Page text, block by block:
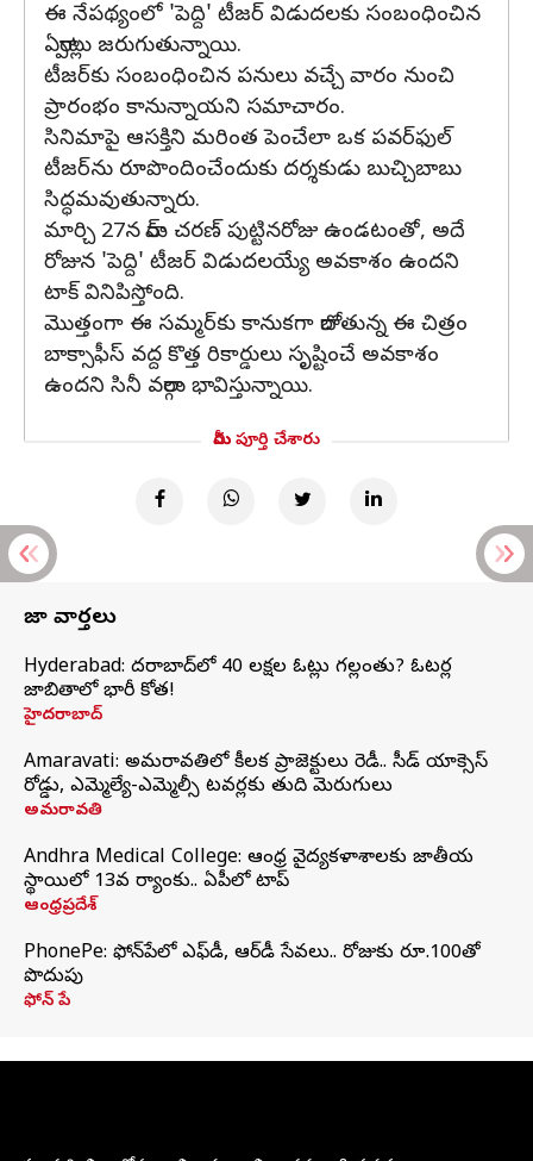
ఈ నేపథ్యంలో 'పెద్ది' టీజర్ విడుదలకు సంబంధించిన
ఏర్పాట్లు జరుగుతున్నాయి.
టీజర్‌కు సంబంధించిన పనులు వచ్చే వారం నుంచి
ప్రారంభం కానున్నాయని సమాచారం.
సినిమాపై ఆసక్తిని మరింత పెంచేలా ఒక పవర్‌ఫుల్
టీజర్‌ను రూపొందించేందుకు దర్శకుడు బుచ్చిబాబు
సిద్ధమవుతున్నారు.
మార్చి 27న రామ్ చరణ్ పుట్టినరోజు ఉండటంతో, అదే
రోజున 'పెద్ది' టీజర్ విడుదలయ్యే అవకాశం ఉందని
టాక్ వినిపిస్తోంది.
మొత్తంగా ఈ సమ్మర్‌కు కానుకగా రాబోతున్న ఈ చిత్రం
బాక్సాఫీస్ వద్ద కొత్త రికార్డులు సృష్టించే అవకాశం
ఉందని సినీ వర్గాలు భావిస్తున్నాయి.
మీరు పూర్తి చేశారు
తాజా వార్తలు
Hyderabad: హైదరాబాద్‌లో 40 లక్షల ఓట్లు గల్లంతు? ఓటర్ల
జాబితాలో భారీ కోత!
హైదరాబాద్
Amaravati: అమరావతిలో కీలక ప్రాజెక్టులు రెడీ.. సీడ్‌ యాక్సెస్‌
రోడ్డు, ఎమ్మెల్యే-ఎమ్మెల్సీ టవర్లకు తుది మెరుగులు
అమరావతి
Andhra Medical College: ఆంధ్ర వైద్యకళాశాలకు జాతీయ
స్థాయిలో 13వ ర్యాంకు.. ఏపీలో టాప్
ఆంధ్రప్రదేశ్
PhonePe: ఫోన్‌పేలో ఎఫ్‌డీ, ఆర్‌డీ సేవలు.. రోజుకు రూ.100తో
పొదుపు
ఫోన్‌ పే